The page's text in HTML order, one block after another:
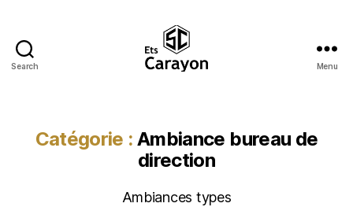
Search Menu
Catégorie : Ambiance bureau de
direction
Ambiances types